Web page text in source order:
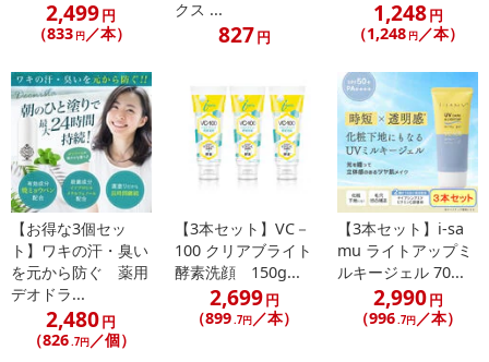
※パッケージ変更や商品リニューアル（成分など含む）等により、
参考の掲載画像や画像内のバーコードなど、お届け商品と多少異な
る場合がございます。
また、[新たな加工食品の原料原産地表示制度]の経過措置期間の終
了により、商品詳細内に記載の原産国・原材料の表記が旧表記の場
合がございます。
あらかじめご了承いただいた上でお申込みください。なお、本理由
によるお申込み後のキャンセル・返品交換は対応いたしかねます。
【お支払いについて】
※送料はお試し費用に含まれております。
※d払い、PayPay、au PAY、au PAY（auかんたん決済）、ソフトバ
ンクまとめて支払い、楽天ペイ、メルペイ、AEON Pay、Amazon
Payでお支払いの場合、決済のため外部サイトへ遷移します。
2,499円
（833 円／本）
クス ...
827円
1,248円
（1,248 円／本）
【お得な3個セッ
ト】ワキの汗・臭い
を元から防ぐ 薬用
デオドラ...
2,480円
（826 .7円／個）
【3本セット】VC－
100 クリアブライト
酵素洗顔 150g...
2,699円
（899 .7円 ／本）
【3本セット】i-sa
mu ライトアップミ
ルキージェル 70...
2,990円
（996 .7円 ／本）